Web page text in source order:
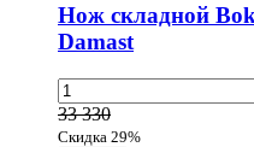
Нож складной
Damast
33 330
Скидка 29%